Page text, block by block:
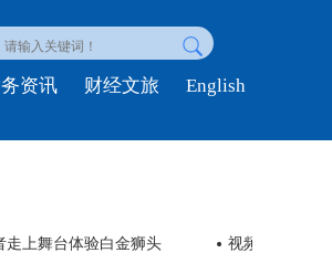
资讯 财经文旅 English
走上舞台体验白金狮头 视频丨今夏流